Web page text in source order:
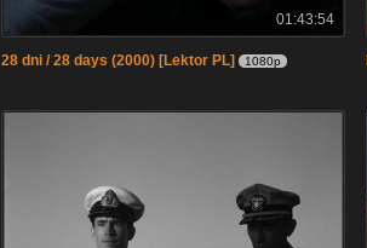
01:43:54
28 dni / 28 days (2000) [Lektor PL] 1080p